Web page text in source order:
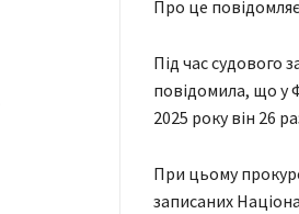
Про це
Під час судового
повідомила, що у
2025 року він 26
При цьому
записаних